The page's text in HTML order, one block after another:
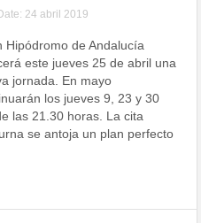
24 abril 2019
Hipódromo de Andalucía
este jueves 25 de abril una
jornada. En mayo
los jueves 9, 23 y 30
las 21.30 horas. La cita
se antoja un plan perfecto